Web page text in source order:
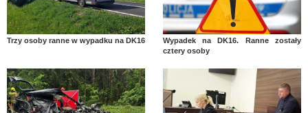
Trzy osoby ranne w wypadku na DK16
Wypadek na DK16. Ranne zostały
cztery osoby